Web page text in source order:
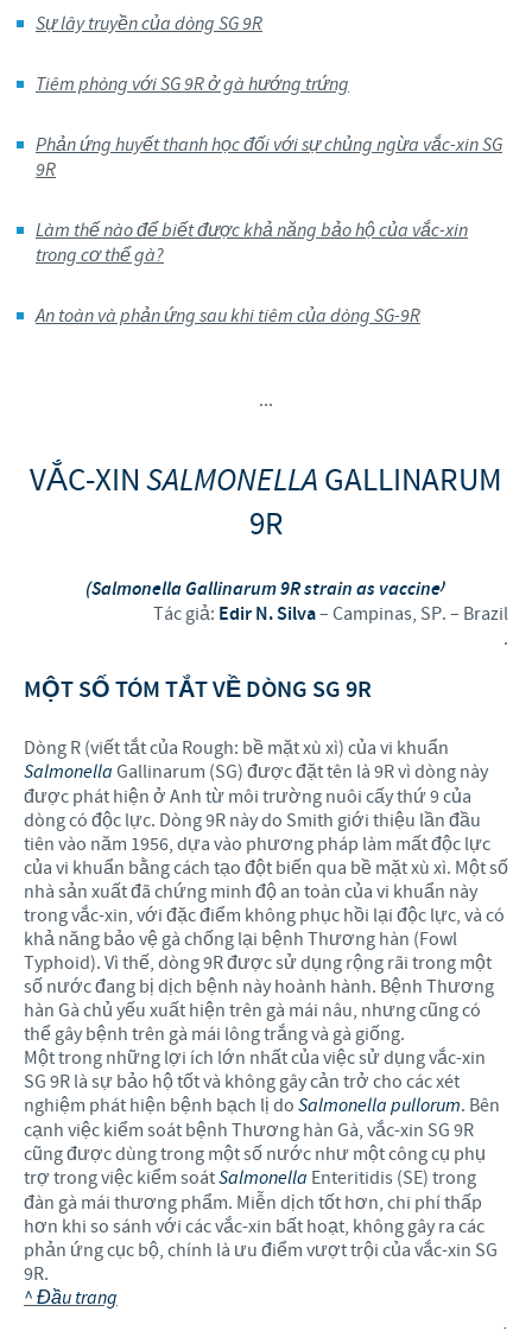
Sự lây truyền của dòng SG 9R
Tiêm phòng với SG 9R ở gà hướng trứng
Phản ứng huyết thanh học đối với sự chủng ngừa vắc-xin SG
9R
Làm thế nào để biết được khả năng bảo hộ của vắc-xin
trong cơ thể gà?
An toàn và phản ứng sau khi tiêm của dòng SG-9R
...
VẮC-XIN SALMONELLA GALLINARUM
9R
(SalmonellaGallinarum 9Rstrain as vaccine)
Tác giả: Edir N. Silva– Campinas, SP. – Brazil
.
MỘT SỐ TÓM TẮT VỀ DÒNG SG 9R
Dòng R (viết tắt của Rough: bề mặt xù xì) của vi khuẩn
Salmonella Gallinarum (SG) được đặt tên là 9R vì dòng này
được phát hiện ở Anh từ môi trường nuôi cấy thứ 9 của
dòng có độc lực. Dòng 9R này do Smith giới thiệu lần đầu
tiên vào năm 1956, dựa vào phương pháp làm mất độc lực
của vi khuẩn bằng cách tạo đột biến qua bề mặt xù xì. Một số
nhà sản xuất đã chứng minh độ an toàn của vi khuẩn này
trong vắc-xin, với đặc điểm không phục hồi lại độc lực, và có
khả năng bảo vệ gà chống lại bệnh Thương hàn (Fowl
Typhoid). Vì thế, dòng 9R được sử dụng rộng rãi trong một
số nước đang bị dịch bệnh này hoành hành. Bệnh Thương
hàn Gà chủ yếu xuất hiện trên gà mái nâu, nhưng cũng có
thể gây bệnh trên gà mái lông trắng và gà giống.
Một trong những lợi ích lớn nhất của việc sử dụng vắc-xin
SG 9R là sự bảo hộ tốt và không gây cản trở cho các xét
nghiệm phát hiện bệnh bạch lị do Salmonella pullorum. Bên
cạnh việc kiểm soát bệnh Thương hàn Gà, vắc-xin SG 9R
cũng được dùng trong một số nước như một công cụ phụ
trợ trong việc kiểm soátSalmonella Enteritidis (SE) trong
đàn gà mái thương phẩm. Miễn dịch tốt hơn, chi phí thấp
hơn khi so sánh với các vắc-xin bất hoạt, không gây ra các
phản ứng cục bộ, chính là ưu điểm vượt trội của vắc-xin SG
9R.
^ Đầu trang
.